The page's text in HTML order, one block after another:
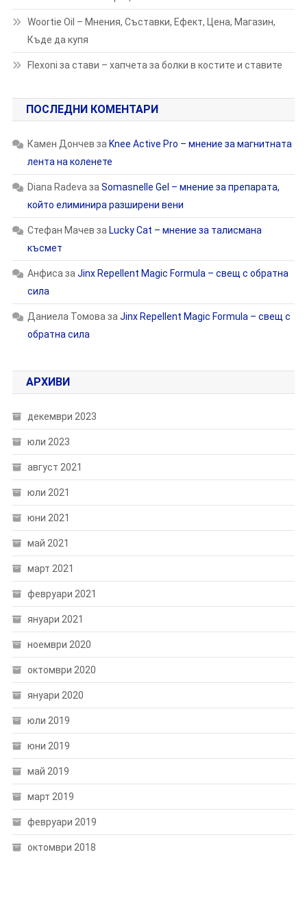
Woortie Oil – Мнения, Съставки, Ефект, Цена, Магазин,
Къде да купя
Flexoni за стави – хапчета за болки в костите и ставите
ПОСЛЕДНИ КОМЕНТАРИ
Камен Дончев за Knee Active Pro – мнение за магнитната
лента на коленете
Diana RadevaзаSomasnelle Gel – мнение за препарата,
който елиминира разширени вени
Стефан Мачев за Lucky Cat – мнение за талисмана
късмет
АнфисазаJinx Repellent Magic Formula – свещ с обратна
сила
Даниела ТомовазаJinx Repellent Magic Formula – свещ с
обратна сила
АРХИВИ
декември 2023
юли 2023
август 2021
юли 2021
юни 2021
май 2021
март 2021
февруари 2021
януари 2021
ноември 2020
октомври 2020
януари 2020
юли 2019
юни 2019
май 2019
март 2019
февруари 2019
октомври 2018